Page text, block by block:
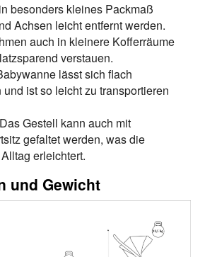
besonders kleines Packmaß
Achsen leicht entfernt werden.
auch in kleinere Kofferräume
verstauen.
lässt sich flach
ist so leicht zu transportieren
Das Gestell kann auch mit
gefaltet werden, was die
erleichtert.
und Gewicht